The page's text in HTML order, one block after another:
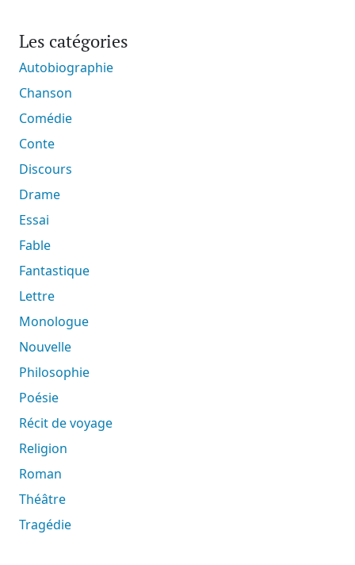
Les catégories
Autobiographie
Chanson
Comédie
Conte
Discours
Drame
Essai
Fable
Fantastique
Lettre
Monologue
Nouvelle
Philosophie
Poésie
Récit de voyage
Religion
Roman
Théâtre
Tragédie